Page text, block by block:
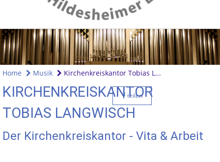
Home Musik Kirchenkreiskantor Tobias L...
KIRCHENKREISKANTOR
TOBIAS LANGWISCH
teilen
Der Kirchenkreiskantor - Vita & Arbeit